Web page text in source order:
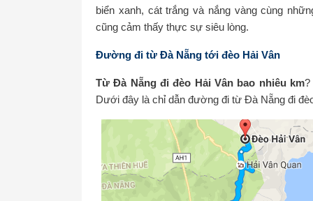
biển xanh, cát trắng và nắng vàng cùng
cũng cảm thấy thực sự siêu lòng.
Đường đi từ Đà Nẵng tới đèo Hải Vân
Từ Đà Nẵng đi đèo Hải Vân bao nhiêu km
Dưới đây là chỉ dẫn đường đi từ Đà Nẵng đi